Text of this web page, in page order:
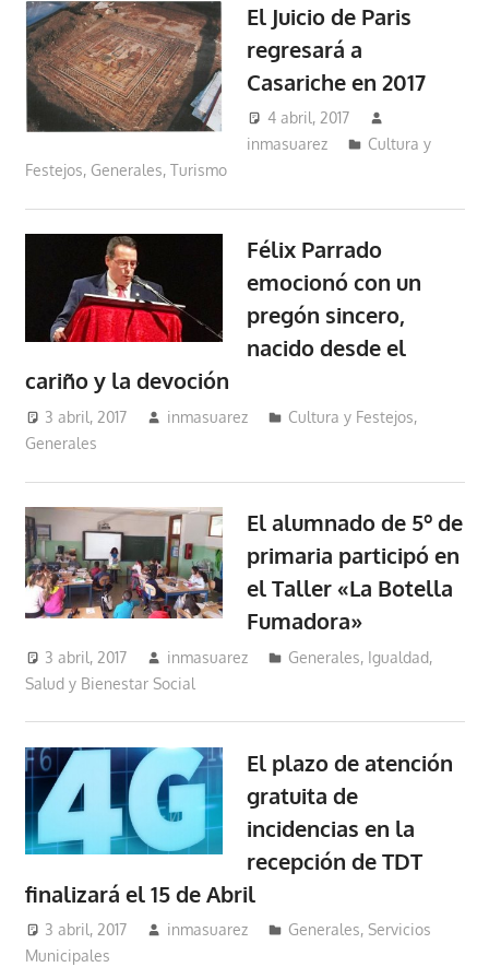
El Juicio de Paris
regresará a
Casariche en 2017
4 abril, 2017
inmasuarez
Cultura y
Festejos, Generales, Turismo
Félix Parrado
emocionó con un
pregón sincero,
nacido desde el
cariño y la devoción
3 abril, 2017 inmasuarez Cultura y Festejos,
Generales
El alumnado de 5º de
primaria participó en
el Taller «La Botella
Fumadora»
3 abril, 2017 inmasuarez Generales, Igualdad,
Salud y Bienestar Social
El plazo de atención
gratuita de
incidencias en la
recepción de TDT
finalizará el 15 de Abril
3 abril, 2017 inmasuarez Generales,Servicios
Municipales